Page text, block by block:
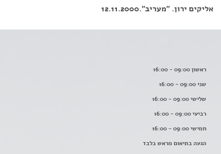
אליקים ירון. "מעריב".12.11.2000
ראשון 09:00 - 16:00
שני 09:00 - 16:00
שלישי 09:00 - 16:00
רביעי 09:00 - 16:00
חמישי 09:00 - 16:00
הגעה בתיאום מראש בלבד